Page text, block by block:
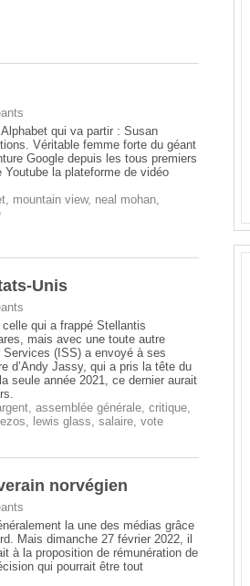
qui va partir : Susan
Véritable femme forte du géant
Google depuis les tous premiers
la plateforme de vidéo
, mountain view, neal mohan,
Unis
qui a frappé Stellantis
mais avec une toute autre
(ISS) a envoyé à ses
d’Andy Jassy, qui a pris la tête du
seule année 2021, ce dernier aurait
, assemblée générale, critique,
, lewis glass, salaire, vote
norvégien
la une des médias grâce
Mais dimanche 27 février 2022, il
à la proposition de rémunération de
qui pourrait être tout